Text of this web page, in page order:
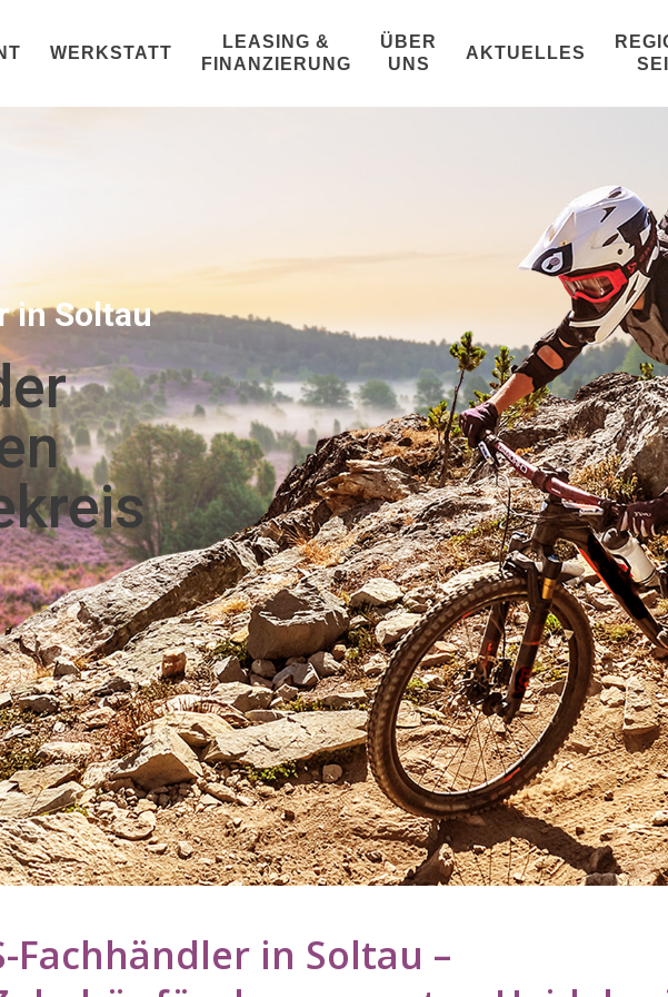
WERKSTATT
LEASING &
FINANZIERUNG
ÜBER
UNS
AKTUELLES
in Soltau
Fachhändler in Soltau –